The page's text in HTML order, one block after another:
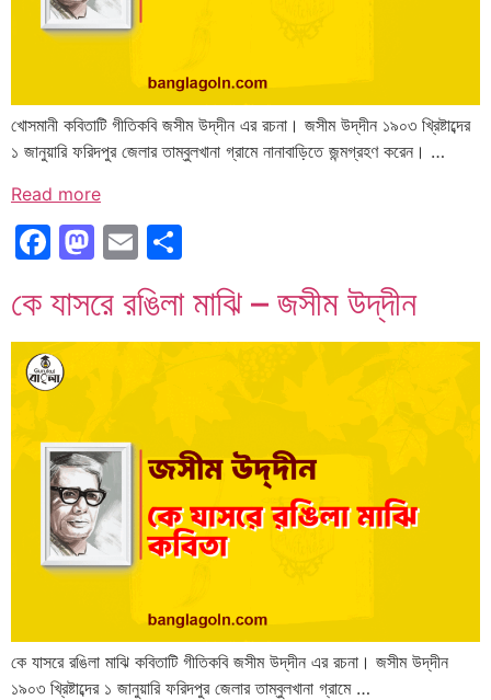
খোসমানী কবিতাটি গীতিকবি জসীম উদ্‌দীন এর রচনা। জসীম উদ্‌দীন ১৯০৩ খ্রিষ্টাব্দের
১ জানুয়ারি ফরিদপুর জেলার তাম্বুলখানা গ্রামে নানাবাড়িতে জন্মগ্রহণ করেন। …
Read more
Facebook
Mastodon
Email
কে যাসরে রঙিলা মাঝি – জসীম উদ্‌দীন
কে যাসরে রঙিলা মাঝি কবিতাটি গীতিকবি জসীম উদ্‌দীন এর রচনা। জসীম উদ্‌দীন
১৯০৩ খ্রিষ্টাব্দের ১ জানুয়ারি ফরিদপুর জেলার তাম্বুলখানা গ্রামে …